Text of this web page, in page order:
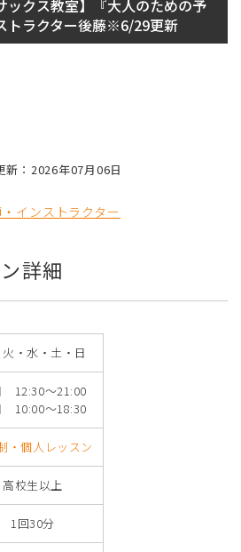
ックス教室】『大人のための予
トラクター後藤※6/29更新
新：2026年07月06日
インストラクター
詳細
・水・土・日
12:30～21:00
10:00～18:30
・個人レッスン
高校生以上
1回30分